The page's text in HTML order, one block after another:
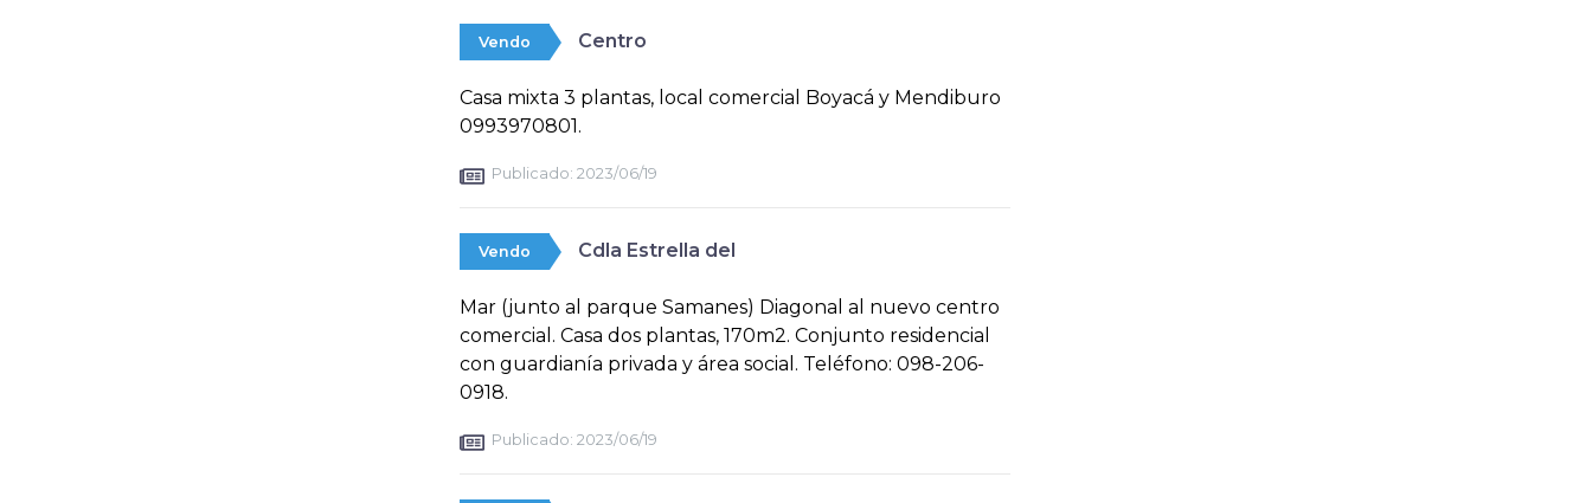
Vendo Centro
Casa mixta 3 plantas, local comercial Boyacá y Mendiburo
0993970801.
Publicado: 2023/06/19
Vendo Cdla Estrella del
Mar (junto al parque Samanes) Diagonal al nuevo centro
comercial. Casa dos plantas, 170m2. Conjunto residencial
con guardianía privada y área social. Teléfono: 098-206-
0918.
Publicado: 2023/06/19